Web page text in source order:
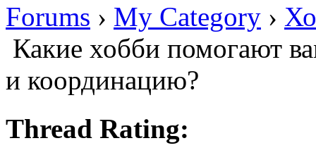
Forums › My Category ›
Какие хобби помогают
и координацию?
Thread Rating: